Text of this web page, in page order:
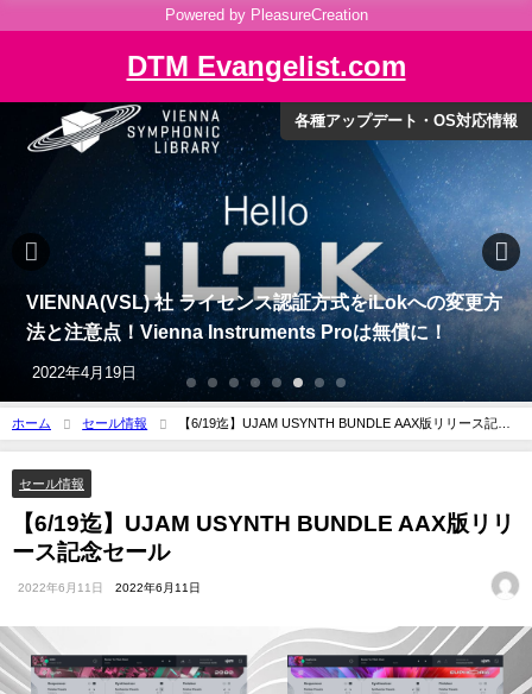
Powered by PleasureCreation
DTM Evangelist.com
各種アップデート・OS対応情報
VIENNA(VSL) 社 ライセンス認証方式をiLokへの変更方
法と注意点！Vienna Instruments Proは無償に！
2022年4月19日
ホーム セール情報
【6/19迄】UJAM USYNTH BUNDLE AAX版リリース記念
セール
セール情報
【6/19迄】UJAM USYNTH BUNDLE AAX版リリ
ース記念セール
2022年6月11日 2022年6月11日